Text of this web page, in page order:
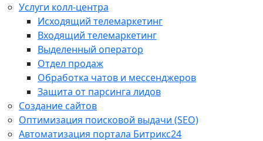
Услуги колл-центра
Исходящий телемаркетинг
Входящий телемаркетинг
Выделенный оператор
Отдел продаж
Обработка чатов и мессенджеров
Защита от парсинга лидов
Создание сайтов
Оптимизация поисковой выдачи (SEO)
Автоматизация портала Битрикс24